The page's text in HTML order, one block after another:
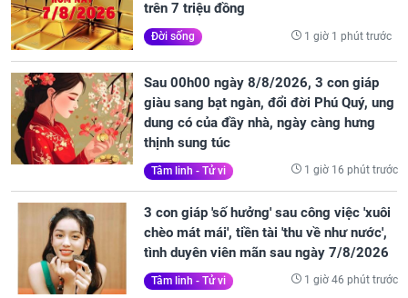
trên 7 triệu đồng
Đời sống 1 giờ 1 phút trước
Sau 00h00 ngày 8/8/2026, 3 con giáp
giàu sang bạt ngàn, đổi đời Phú Quý, ung
dung có của đầy nhà, ngày càng hưng
thịnh sung túc
Tâm linh - Tử vi 1 giờ 16 phút trước
3 con giáp 'số hưởng' sau công việc 'xuôi
chèo mát mái', tiền tài 'thu về như nước',
tình duyên viên mãn sau ngày 7/8/2026
Tâm linh - Tử vi 1 giờ 46 phút trước